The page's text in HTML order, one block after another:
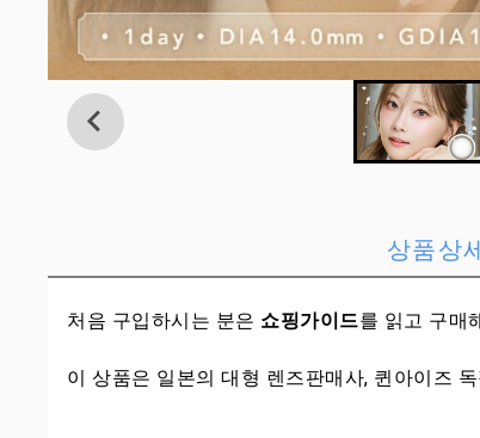
상품상
처음 구입하시는 분은 쇼핑가이드를 읽고 구매
이 상품은 일본의 대형 렌즈판매사, 퀸아이즈